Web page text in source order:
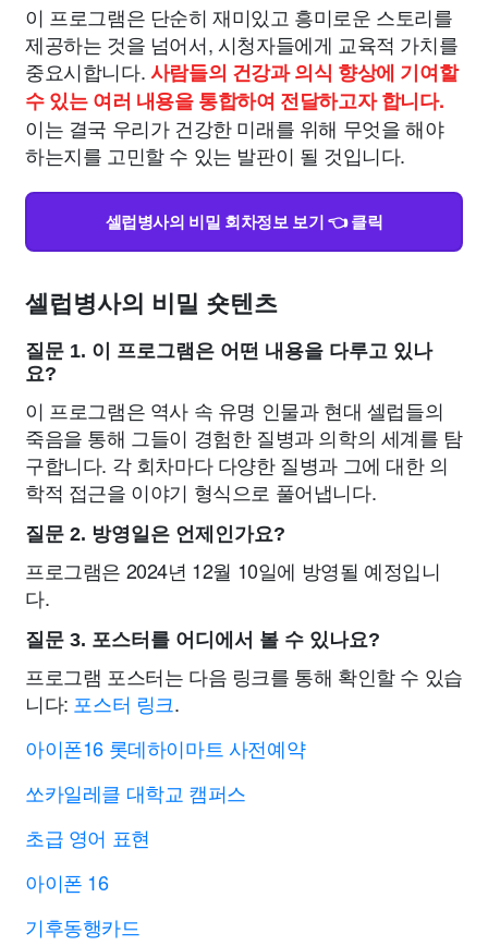
이 프로그램은 단순히 재미있고 흥미로운 스토리를
제공하는 것을 넘어서, 시청자들에게 교육적 가치를
중요시합니다.사람들의 건강과 의식 향상에 기여할
수 있는 여러 내용을 통합하여 전달하고자 합니다.
이는 결국 우리가 건강한 미래를 위해 무엇을 해야
하는지를 고민할 수 있는 발판이 될 것입니다.
셀럽병사의 비밀 회차정보 보기 👈 클릭
셀럽병사의 비밀 숏텐츠
질문 1. 이 프로그램은 어떤 내용을 다루고 있나
요?
이 프로그램은 역사 속 유명 인물과 현대 셀럽들의
죽음을 통해 그들이 경험한 질병과 의학의 세계를 탐
구합니다. 각 회차마다 다양한 질병과 그에 대한 의
학적 접근을 이야기 형식으로 풀어냅니다.
질문 2. 방영일은 언제인가요?
프로그램은 2024년 12월 10일에 방영될 예정입니
다.
질문 3. 포스터를 어디에서 볼 수 있나요?
프로그램 포스터는 다음 링크를 통해 확인할 수 있습
니다: 포스터 링크.
아이폰16 롯데하이마트 사전예약
쏘카일레클 대학교 캠퍼스
초급 영어 표현
아이폰 16
기후동행카드